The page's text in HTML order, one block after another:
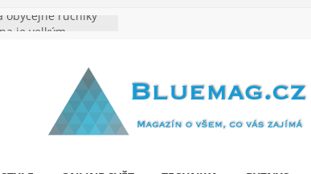
obyčejné ručníky
Na co myslet, aby
pár let nepřekvapila
bariér: když auto